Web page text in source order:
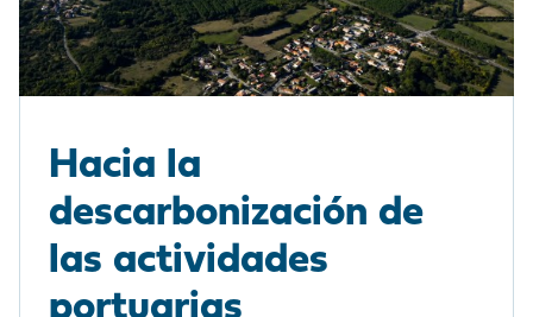
Hacia la
descarbonización de
las actividades